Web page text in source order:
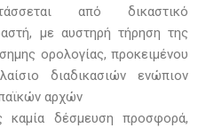
από δικαστικό
με αυστηρή τήρηση της
ορολογίας, προκειμένου
διαδικασιών ενώπιον
αρχών
καμία δέσμευση προσφορά,